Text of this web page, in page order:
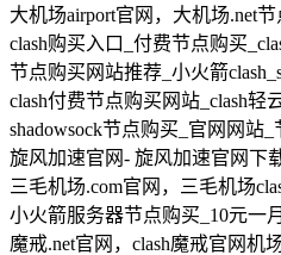
大机场airport官网，大机场.net
clash购买入口_付费节点购买
节点购买网站推荐_小火箭
clash付费节点购买网站_clash轻
shadowsock节点购买_官网网站
旋风加速官网- 旋风加速官网下
三毛机场.com官网，三毛机场
小火箭服务器节点购买_10元一
魔戒.net官网，clash魔戒官网机